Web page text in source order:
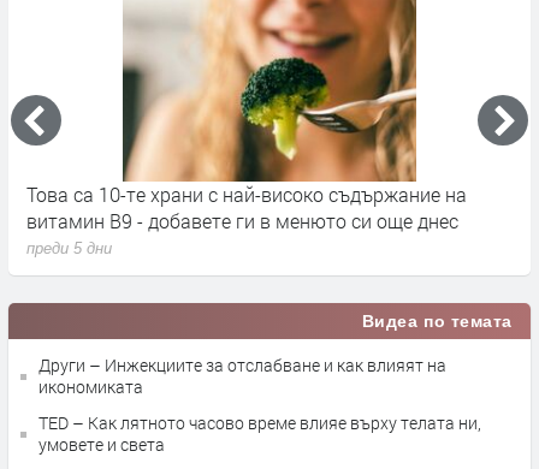
Силно преработените храни променят мастния
профил на кръвта
преди 1 седмица
Видеа по темата
Други – Инжекциите за отслабване и как влияят на
икономиката
TED – Как лятното часово време влияе върху телата ни,
умовете и света